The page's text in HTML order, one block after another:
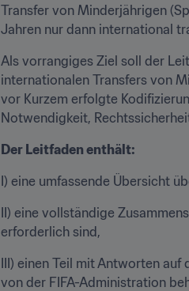
Transfer von Minderjährigen
Jahren nur dann international
Als vorrangiges Ziel soll der
internationalen Transfers von
vor Kurzem erfolgte
Notwendigkeit,
Der Leitfaden enthält:
I) eine umfassende Übersicht
II) eine vollständige
erforderlich sind,
III) einen Teil mit Antworten
von der FIFA-Administration